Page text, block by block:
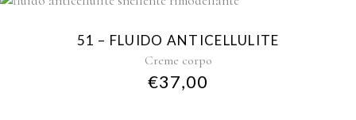
51 – FLUIDO ANTICELLULITE
Creme corpo
€37,00